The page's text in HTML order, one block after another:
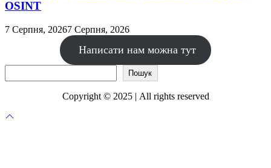
OSINT
7 Серпня, 20267 Серпня, 2026
Написати нам можна тут
Пошук
Copyright © 2025 | All rights reserved
Прокрутка